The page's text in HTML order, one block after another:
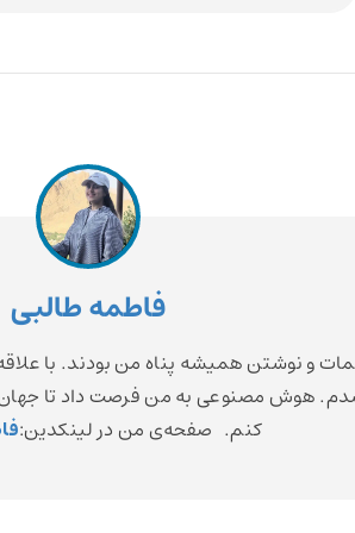
فاطمه طالبی
و نوشتن همیشه پناه من بودند. با
هوش مصنوعی به من فرصت داد تا جهان
کنم. صفحه‌ی من در لینکدین: